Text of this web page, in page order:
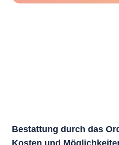
Bestattung durch das
Kosten und